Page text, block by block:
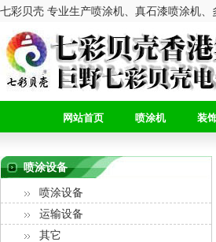
七彩贝壳 专业生产喷涂机、真石漆喷涂机、
网站首页 喷涂机 装
喷涂设备
喷涂设备
运输设备
其它